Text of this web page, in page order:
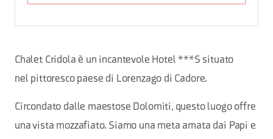
Chalet Cridola è un incantevole Hotel ***S situato
nel pittoresco paese di Lorenzago di Cadore.
Circondato dalle maestose Dolomiti, questo luogo offre
una vista mozzafiato. Siamo una meta amata dai Papi e